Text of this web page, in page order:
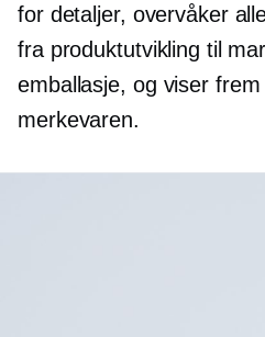
for detaljer, overvåker
fra produktutvikling til
emballasje, og viser
merkevaren.